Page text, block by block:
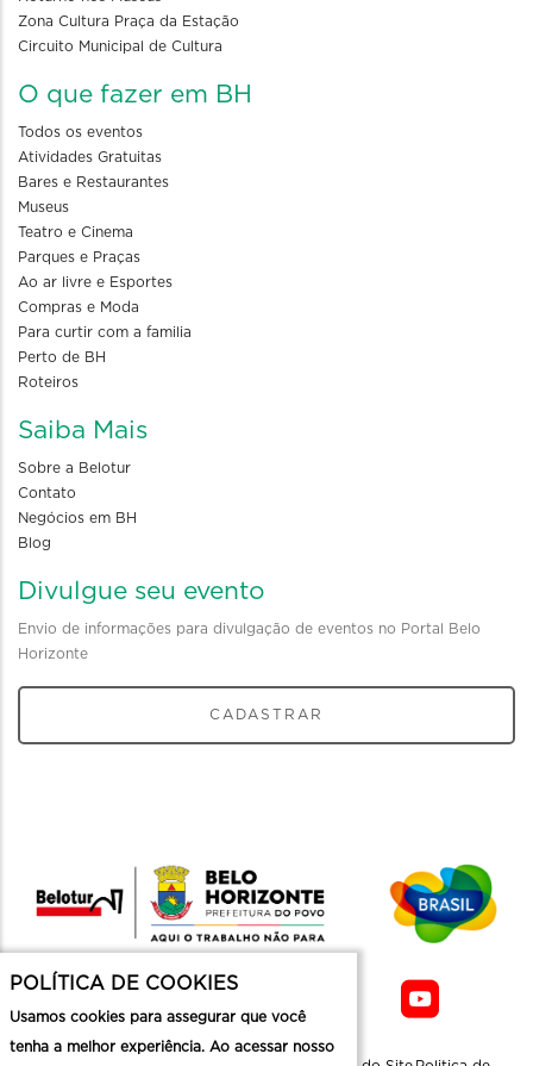
Zona Cultura Praça da Estação
Circuito Municipal de Cultura
O que fazer em BH
Todos os eventos
Atividades Gratuitas
Bares e Restaurantes
Museus
Teatro e Cinema
Parques e Praças
Ao ar livre e Esportes
Compras e Moda
Para curtir com a familia
Perto de BH
Roteiros
Saiba Mais
Sobre a Belotur
Contato
Negócios em BH
Blog
Divulgue seu evento
Envio de informações para divulgação de eventos no Portal Belo
Horizonte
CADASTRAR
POLÍTICA DE COOKIES
Usamos cookies para assegurar que você
tenha a melhor experiência. Ao acessar nosso